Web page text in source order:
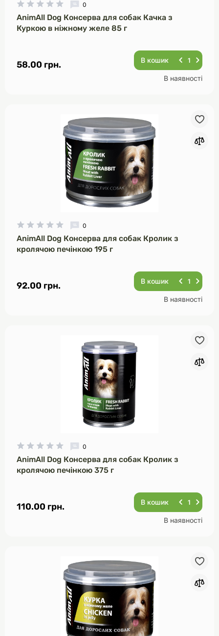
0
AnimAll Dog Консерва для собак Качка з
Куркою в ніжному желе 85 г
58.00 грн. В кошик
В наявності
0
AnimAll Dog Консерва для собак Кролик з
кролячою печінкою 195 г
92.00 грн. В кошик
В наявності
0
AnimAll Dog Консерва для собак Кролик з
кролячою печінкою 375 г
110.00 грн. В кошик
В наявності